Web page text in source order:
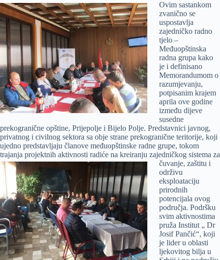
Ovim sastankom
zvanično se
uspostavlja
zajedničko radno
tjelo –
Međuopštinska
radna grupa kako
je i definisano
Memorandumom o
razumjevanju,
potpisanim krajem
aprila ove godine
između dijeve
susedne
prekogranične opštine, Prijepolje i Bijelo Polje. Predstavnici javnog,
privatnog i civilnog sektora sa obje strane prekogranične teritorije, koji
ujedno predstavljaju članove međuopštinske radne grupe, tokom
trajanja projektnih aktivnosti radiće na kreiranju zajedničkog sistema za
čuvanje, zaštitu i
održivu
eksploataciju
prirodnih
potencijala ovog
područja. Podršku
svim aktivnostima
pruža Institut „ Dr
Josif Pančić“, koji
je lider u oblasti
ljekovitog bilja u